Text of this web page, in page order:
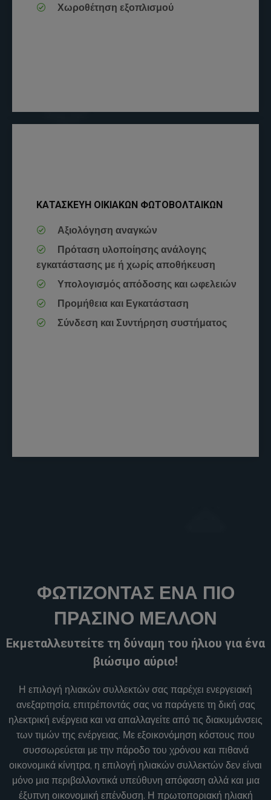
Χωροθέτηση εξοπλισμού
ΚΑΤΑΣΚΕΥΗ ΟΙΚΙΑΚΩΝ ΦΩΤΟΒΟΛΤΑΙΚΩΝ
Αξιολόγηση αναγκών
Πρόταση υλοποίησης ανάλογης
εγκατάστασης με ή χωρίς αποθήκευση
Υπολογισμός απόδοσης και ωφελειών
Προμήθεια και Εγκατάσταση
Σύνδεση και Συντήρηση συστήματος
ΦΩΤΊΖΟΝΤΑΣ ΈΝΑ ΠΙΟ
ΠΡΆΣΙΝΟ ΜΈΛΛΟΝ
Εκμεταλλευτείτε τη δύναμη του ήλιου για ένα
βιώσιμο αύριο!
Η επιλογή ηλιακών συλλεκτών σας παρέχει ενεργειακή
ανεξαρτησία, επιτρέποντάς σας να παράγετε τη δική σας
ηλεκτρική ενέργεια και να απαλλαγείτε από τις διακυμάνσεις
των τιμών της ενέργειας. Με εξοικονόμηση κόστους που
συσσωρεύεται με την πάροδο του χρόνου και πιθανά
οικονομικά κίνητρα, η επιλογή ηλιακών συλλεκτών δεν είναι
μόνο μια περιβαλλοντικά υπεύθυνη απόφαση αλλά και μια
έξυπνη οικονομική επένδυση. Η πρωτοποριακή ηλιακή